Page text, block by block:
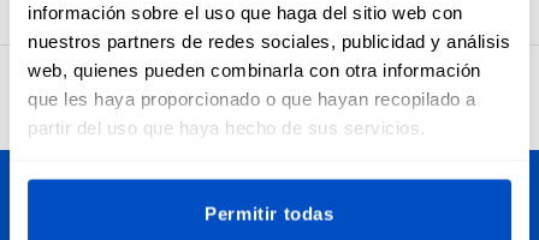
información sobre el uso que haga del sitio web con
nuestros partners de redes sociales, publicidad y análisis
web, quienes pueden combinarla con otra información
que les haya proporcionado o que hayan recopilado a
partir del uso que haya hecho de sus servicios.
Permitir todas
4,7 32.731 opiniones
Personalice sus creaciones